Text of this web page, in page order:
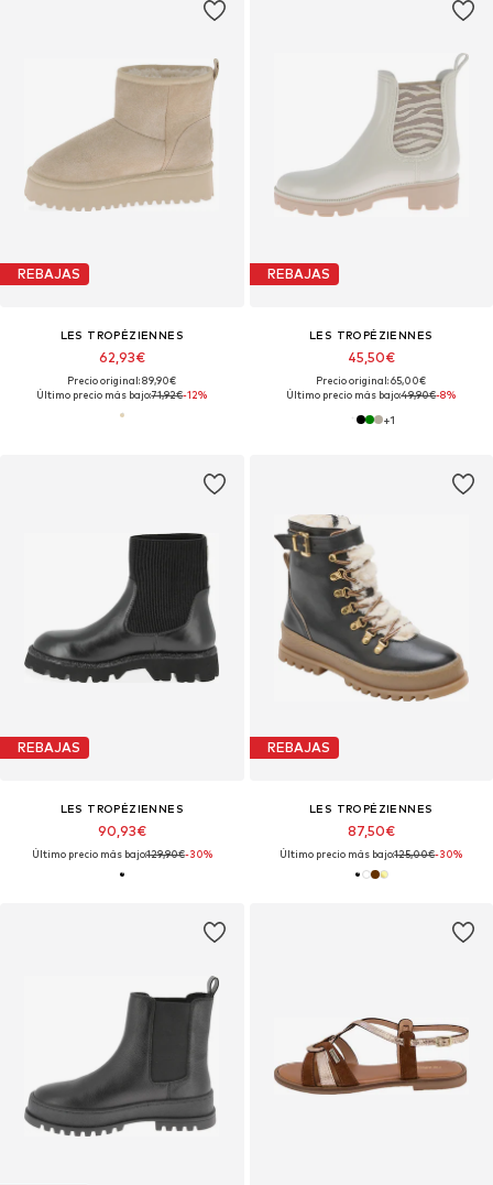
REBAJAS
LES TROPÉZIENNES
62,93€
Precio original: 89,90€
Último precio más bajo:71,92€-12%
REBAJAS
LES TROPÉZIENNES
45,50€
Precio original: 65,00€
Último precio más bajo:49,90€-8%
+1
REBAJAS
LES TROPÉZIENNES
90,93€
Último precio más bajo:129,90€-30%
REBAJAS
LES TROPÉZIENNES
87,50€
Último precio más bajo:125,00€-30%